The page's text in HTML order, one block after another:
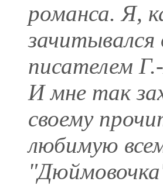
романса. Я,
писателем
И мне так
своему
любимую